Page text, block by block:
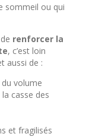
sommeil ou qui
renforcer la
, c’est loin
aussi de :
volume
casse des
et fragilisés